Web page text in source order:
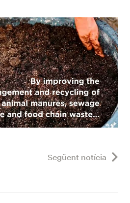
Següent notícia